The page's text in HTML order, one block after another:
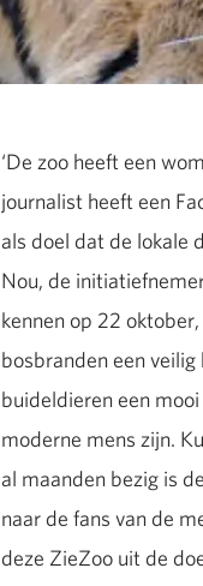
‘De zoo heeft een
journalist heeft een
als doel dat de lokale
Nou, de
kennen op 22
bosbranden een
buideldieren een
moderne mens zijn.
al maanden bezig is
naar de fans van de
deze ZieZoo uit de